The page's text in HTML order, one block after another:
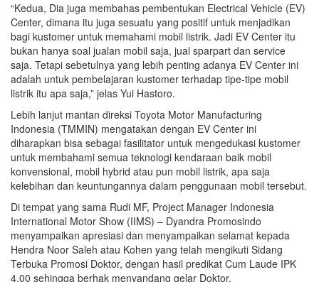
“Kedua, Dia juga membahas pembentukan Electrical Vehicle (EV)
Center, dimana itu juga sesuatu yang positif untuk menjadikan
bagi kustomer untuk memahami mobil listrik. Jadi EV Center itu
bukan hanya soal jualan mobil saja, jual sparpart dan service
saja. Tetapi sebetulnya yang lebih penting adanya EV Center ini
adalah untuk pembelajaran kustomer terhadap tipe-tipe mobil
listrik itu apa saja,” jelas Yui Hastoro.
Lebih lanjut mantan direksi Toyota Motor Manufacturing
Indonesia (TMMIN) mengatakan dengan EV Center ini
diharapkan bisa sebagai fasilitator untuk mengedukasi kustomer
untuk membahami semua teknologi kendaraan baik mobil
konvensional, mobil hybrid atau pun mobil listrik, apa saja
kelebihan dan keuntungannya dalam penggunaan mobil tersebut.
Di tempat yang sama Rudi MF, Project Manager Indonesia
International Motor Show (IIMS) – Dyandra Promosindo
menyampaikan apresiasi dan menyampaikan selamat kepada
Hendra Noor Saleh atau Kohen yang telah mengikuti Sidang
Terbuka Promosi Doktor, dengan hasil predikat Cum Laude IPK
4.00 sehingga berhak menyandang gelar Doktor.